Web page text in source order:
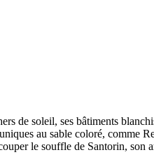
de soleil, ses bâtiments
au sable coloré,
le souffle de Santorin, son